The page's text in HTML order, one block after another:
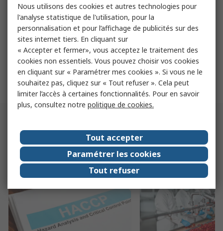
Filtres pneumatiques
Découvrez une large gamme de filtres pneumatiques
Parker.
En savoir plus
Pour aller plus loin
Nous utilisons des cookies et autres technologies pour
l'analyse statistique de l'utilisation, pour la
personnalisation et pour l’affichage de publicités sur des
sites internet tiers. En cliquant sur
« Accepter et fermer», vous acceptez le traitement des
cookies non essentiels. Vous pouvez choisir vos cookies
en cliquant sur « Paramétrer mes cookies ». Si vous ne le
souhaitez pas, cliquez sur « Tout refuser ». Cela peut
limiter l’accès à certaines fonctionnalités. Pour en savoir
plus, consultez notre politique de cookies.
Tout accepter
Paramétrer les cookies
Tout refuser